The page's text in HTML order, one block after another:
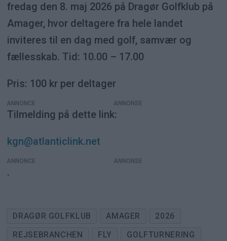
fredag den 8. maj 2026 på Dragør Golfklub på
Amager, hvor deltagere fra hele landet
inviteres til en dag med golf, samvær og
fællesskab. Tid: 10.00 – 17.00
Pris: 100 kr per deltager
ANNONCE
Tilmelding på dette link:
kgn@atlanticlink.net
ANNONCE
.
DRAGØR GOLFKLUB AMAGER
2026
REJSEBRANCHEN
FLY GOLFTURNERING